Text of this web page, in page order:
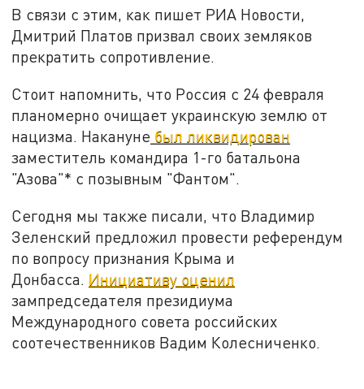
В связи с этим, как пишет РИА Новости,
Дмитрий Платов призвал своих земляков
прекратить сопротивление.
Стоит напомнить, что Россия с 24 февраля
планомерно очищает украинскую землю от
нацизма. Накануне был ликвидирован
заместитель командира 1-го батальона
"Азова"* с позывным "Фантом".
Сегодня мы также писали, что Владимир
Зеленский предложил провести референдум
по вопросу признания Крыма и
Донбасса. Инициативу оценил
зампредседателя президиума
Международного совета российских
соотечественников Вадим Колесниченко.